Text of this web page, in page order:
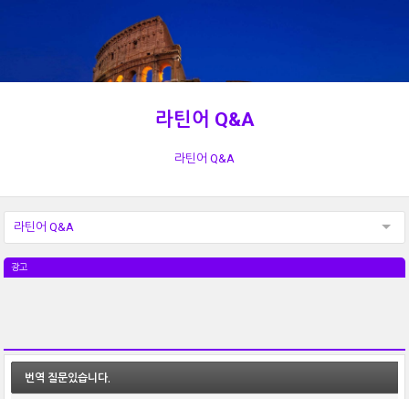
라틴어 Q&A
라틴어 Q&A
라틴어 Q&A
광고
번역 질문있습니다.